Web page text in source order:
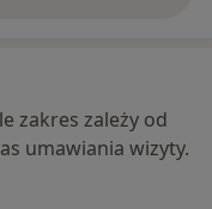
zakres zależy od
umawiania wizyty.